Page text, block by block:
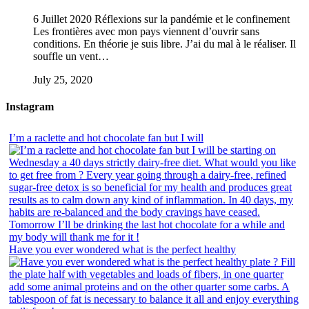
6 Juillet 2020 Réflexions sur la pandémie et le confinement
Les frontières avec mon pays viennent d’ouvrir sans
conditions. En théorie je suis libre. J’ai du mal à le réaliser. Il
souffle un vent…
July 25, 2020
Instagram
I’m a raclette and hot chocolate fan but I will
Have you ever wondered what is the perfect healthy